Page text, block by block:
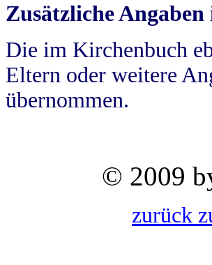
Zusätzliche
Die im Kirchenbuch
Eltern oder weitere
übernommen.
© 2009
zurück